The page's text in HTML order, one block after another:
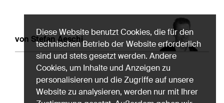
von Stefan Aeschi
Diese Website benutzt Cookies, die für den
technischen Betrieb der Website erforderlich
sind und stets gesetzt werden. Andere
Cookies, um Inhalte und Anzeigen zu
personalisieren und die Zugriffe auf unsere
Website zu analysieren, werden nur mit Ihrer